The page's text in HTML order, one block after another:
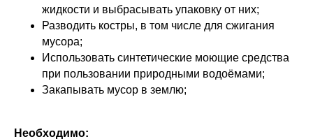
жидкости и выбрасывать упаковку от них;
Разводить костры, в том числе для сжигания
мусора;
Использовать синтетические моющие средства
при пользовании природными водоёмами;
Закапывать мусор в землю;
Необходимо: